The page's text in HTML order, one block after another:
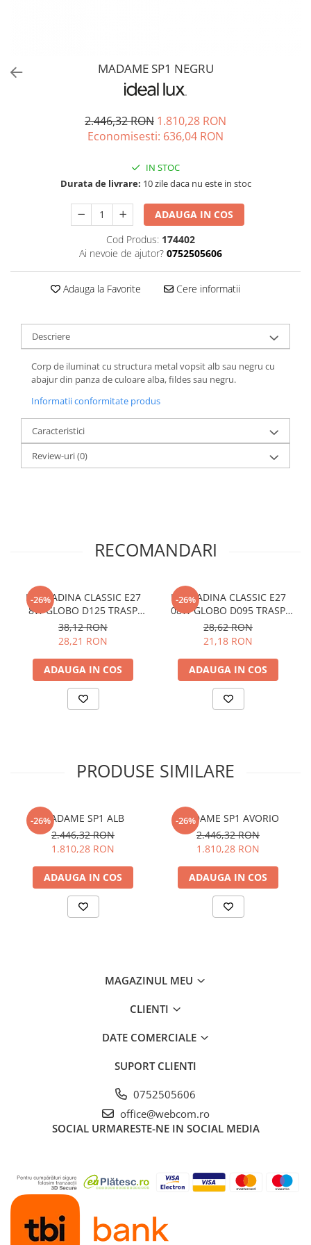
MADAME SP1 NEGRU
2.446,32 RON 1.810,28 RON
Economisesti: 636,04 RON
IN STOC
Durata de livrare: 10 zile daca nu este in stoc
ADAUGA IN COS
Cod Produs: 174402
Ai nevoie de ajutor? 0752505606
Adauga la Favorite Cere informatii
Descriere
Corp de iluminat cu structura metal vopsit alb sau negru cu
abajur din panza de culoare alba, fildes sau negru.
Informatii conformitate produs
Caracteristici
Review-uri(0)
RECOMANDARI
-26%
LAMPADINA CLASSIC E27
8W GLOBO D125 TRASP
3000K
38,12 RON
28,21 RON
ADAUGA IN COS
-26%
LAMPADINA CLASSIC E27
08W GLOBO D095 TRASP
3000K
28,62 RON
21,18 RON
ADAUGA IN COS
PRODUSE SIMILARE
-26%MADAME SP1 ALB
2.446,32 RON
1.810,28 RON
ADAUGA IN COS
-26%
MADAME SP1 AVORIO
2.446,32 RON
1.810,28 RON
ADAUGA IN COS
MAGAZINUL MEU
CLIENTI
DATE COMERCIALE
SUPORT CLIENTI
0752505606
office@webcom.ro
SOCIAL URMARESTE-NE IN SOCIAL MEDIA